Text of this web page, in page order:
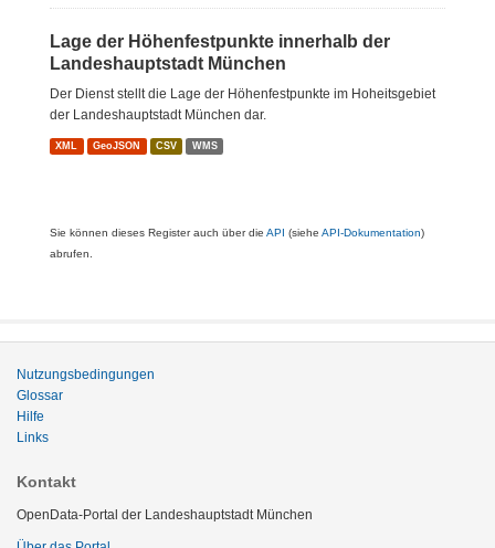
Lage der Höhenfestpunkte innerhalb der
Landeshauptstadt München
Der Dienst stellt die Lage der Höhenfestpunkte im Hoheitsgebiet
der Landeshauptstadt München dar.
XML GeoJSON CSV WMS
Sie können dieses Register auch über die API (siehe API-Dokumentation)
abrufen.
Nutzungsbedingungen
Glossar
Hilfe
Links
Kontakt
OpenData-Portal der Landeshauptstadt München